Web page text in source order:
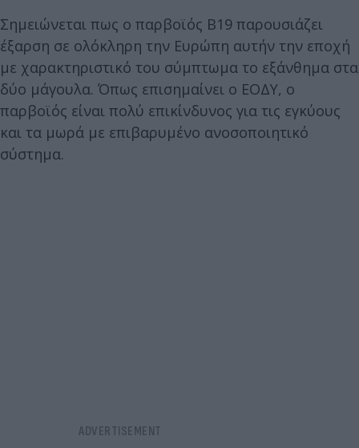
Σημειώνεται πως ο παρβοϊός Β19 παρουσιάζει
έξαρση σε ολόκληρη την Ευρώπη αυτήν την εποχή
με χαρακτηριστικό του σύμπτωμα το εξάνθημα στα
δύο μάγουλα. Όπως επισημαίνει ο ΕΟΔΥ, ο
παρβοϊός είναι πολύ επικίνδυνος για τις εγκύους
και τα μωρά με επιβαρυμένο ανοσοποιητικό
σύστημα.